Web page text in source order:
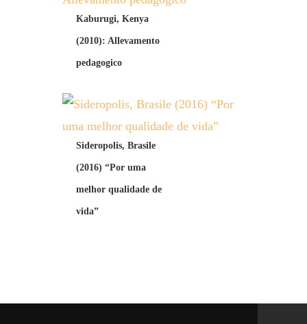
Kaburugi, Kenya
(2010): Allevamento
pedagogico
Sideropolis, Brasile
(2016) “Por uma
melhor qualidade de
vida”